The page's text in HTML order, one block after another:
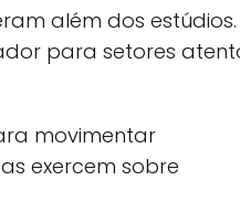
além dos estúdios.
para setores
movimentar
exercem sobre